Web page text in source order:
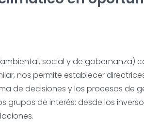
social y de
nos permite establecer
de decisiones y los procesos de
grupos de interés: desde los